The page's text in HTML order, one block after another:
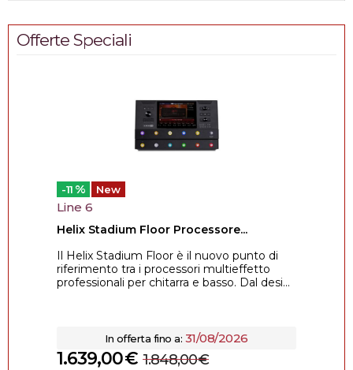
Offerte Speciali
-11 % New
Line 6
Helix Stadium Floor Processore...
Il Helix Stadium Floor è il nuovo punto di
riferimento tra i processori multieffetto
professionali per chitarra e basso. Dal desi...
In offerta fino a: 31/08/2026
€
1.639,00 €
1.848,00